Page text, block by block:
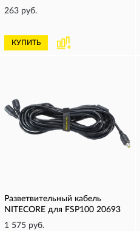
263 руб.
КУПИТЬ
Разветвительный кабель
NITECORE для FSP100 20693
1 575 руб.